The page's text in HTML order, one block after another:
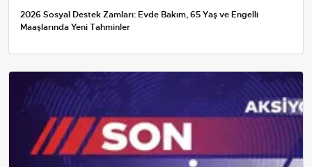
2026 Sosyal Destek Zamları: Evde Bakım, 65 Yaş ve Engelli
Maaşlarında Yeni Tahminler